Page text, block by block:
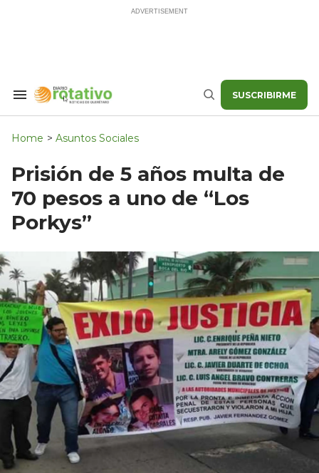
Search
Navigation
Buscar SUSCRIBIRME
Home > Asuntos Sociales
Prisión de 5 años multa de
70 pesos a uno de “Los
Porkys”